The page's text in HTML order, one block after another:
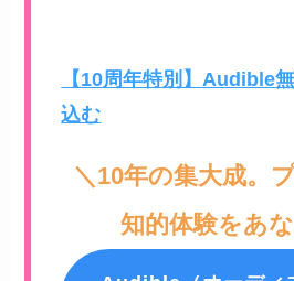
【10周年特別】Audible
込む
＼10年の集大成。
知的体験をあ